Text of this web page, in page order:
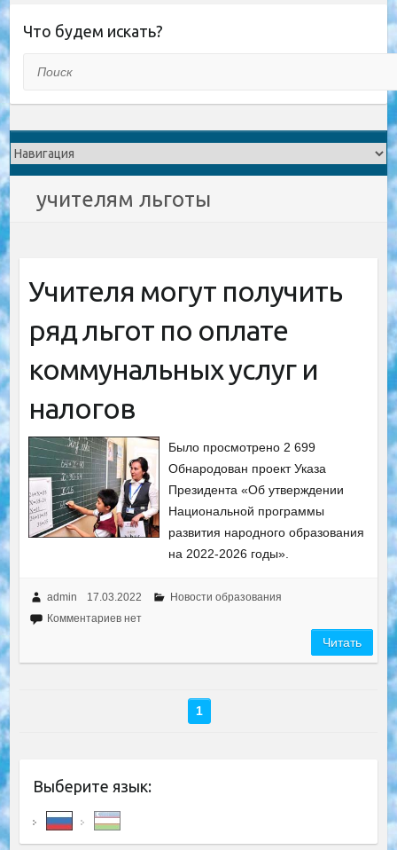
Что будем искать?
учителям льготы
Учителя могут получить
ряд льгот по оплате
коммунальных услуг и
налогов
Было просмотрено 2 699
Обнародован проект Указа
Президента «Об утверждении
Национальной программы
развития народного образования
на 2022-2026 годы».
admin 17.03.2022
Новости образования
Комментариев нет
Читать
1
Выберите язык: